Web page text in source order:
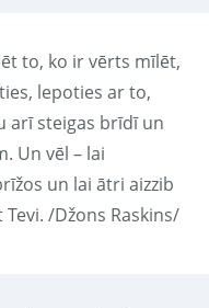
to, ko ir vērts mīlēt,
lepoties ar to,
arī steigas brīdī un
Un vēl – lai
un lai ātri aizzib
/Džons Raskins/